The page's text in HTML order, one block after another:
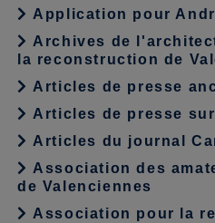
Application pour
Archives de
la reconstruction de
Articles de presse
Articles de presse sur
Articles du journal
Association des
de Valenciennes
Association pour la